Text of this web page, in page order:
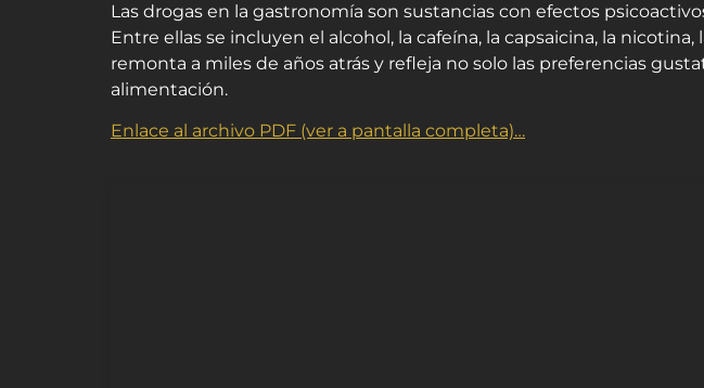
Las drogas en la gastronomía son sustancias con efectos
Entre ellas se incluyen el alcohol, la cafeína, la capsaicina, la
remonta a miles de años atrás y refleja no solo las preferencias
alimentación.
Enlace al archivo PDF (ver a pantalla completa)…